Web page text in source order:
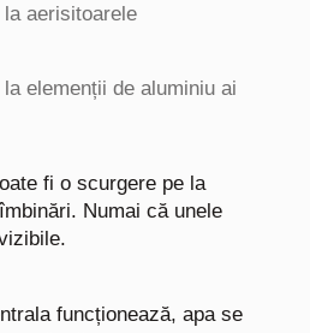
aerisitoarele
elemenții de aluminiu ai
fi o scurgere pe la
Numai că unele
funcționează, apa se